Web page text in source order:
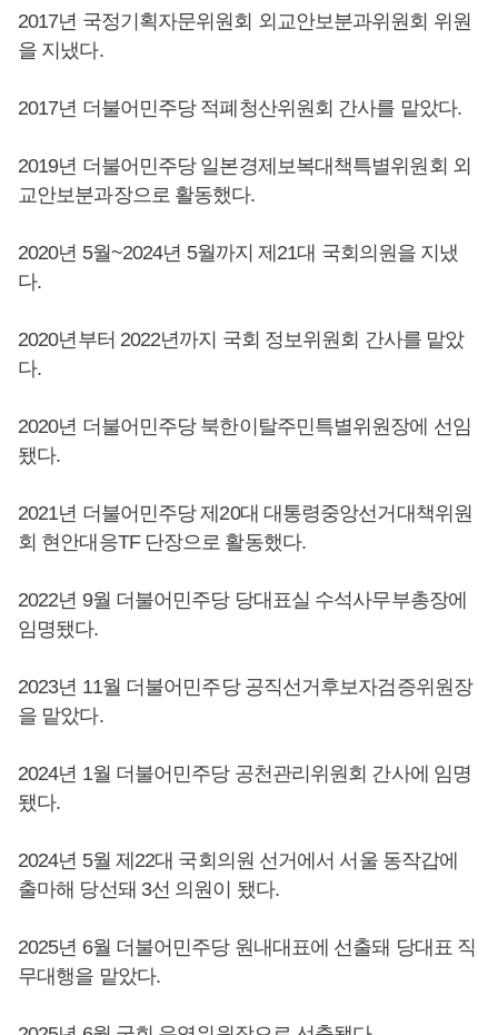
2017년 국정기획자문위원회 외교안보분과위원회 위원
을 지냈다.
2017년 더불어민주당 적폐청산위원회 간사를 맡았다.
2019년 더불어민주당 일본경제보복대책특별위원회 외
교안보분과장으로 활동했다.
2020년 5월~2024년 5월까지 제21대 국회의원을 지냈
다.
2020년부터 2022년까지 국회 정보위원회 간사를 맡았
다.
2020년 더불어민주당 북한이탈주민특별위원장에 선임
됐다.
2021년 더불어민주당 제20대 대통령중앙선거대책위원
회 현안대응TF 단장으로 활동했다.
2022년 9월 더불어민주당 당대표실 수석사무부총장에
임명됐다.
2023년 11월 더불어민주당 공직선거후보자검증위원장
을 맡았다.
2024년 1월 더불어민주당 공천관리위원회 간사에 임명
됐다.
2024년 5월 제22대 국회의원 선거에서 서울 동작갑에
출마해 당선돼 3선 의원이 됐다.
2025년 6월 더불어민주당 원내대표에 선출돼 당대표 직
무대행을 맡았다.